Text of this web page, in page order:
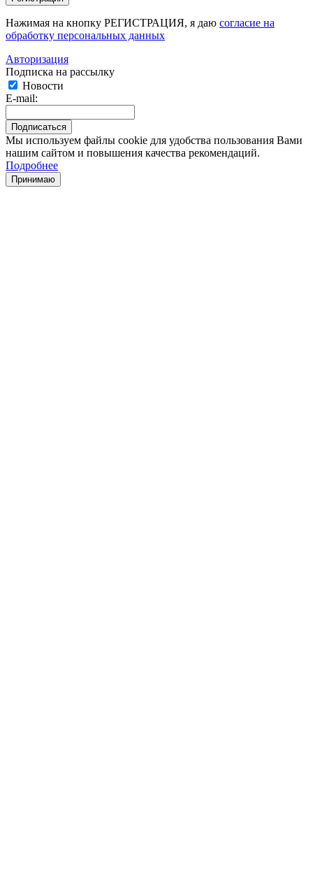
Нажимая на кнопку РЕГИСТРАЦИЯ, я даю согласие на
обработку персональных данных
Авторизация
Подписка на рассылку
Новости
E-mail:
Мы используем файлы cookie для удобства пользования Вами
нашим сайтом и повышения качества рекомендаций.
Подробнее
Принимаю